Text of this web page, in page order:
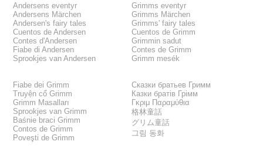
Andersens eventyr
Andersens Märchen
Andersen's fairy tales
Cuentos de Andersen
Contes d'Andersen
Fiabe di Andersen
Sprookjes van Andersen
Grimms eventyr
Grimms Märchen
Grimms' fairy tales
Cuentos de Grimm
Grimmin sadut
Contes de Grimm
Grimm mesék
Fiabe dei Grimm
Truyện cổ Grimm
Grimm Masalları
Sprookjes van Grimm
Baśnie braci Grimm
Contos de Grimm
Poveşti de Grimm
Сказки братьев Гримм
Казки братів Грімм
Γκριμ Παραμύθια
格林童話
グリム童話
그림 동화